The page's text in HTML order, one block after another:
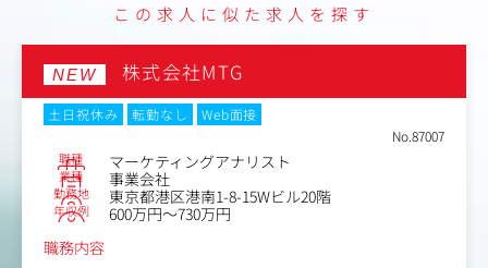
メディアのUI/UX設計
化
作 など
この求人に似た求人を探す
NEW 株式会社MTG
土日祝休み 転勤なし
Web面接
No.87007
職種 マーケティングアナリスト
業種 事業会社
勤務地 東京都港区港南1-8-15Wビル20階
年収例
600万円～730万円
職務内容